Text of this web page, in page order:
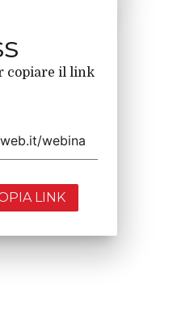
copiare il link
LINK